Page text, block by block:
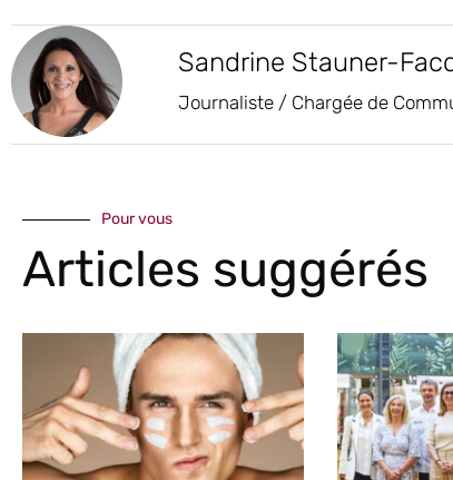
Sandrine Stauner-
Journaliste / Chargée de
Pour vous
Articles suggérés